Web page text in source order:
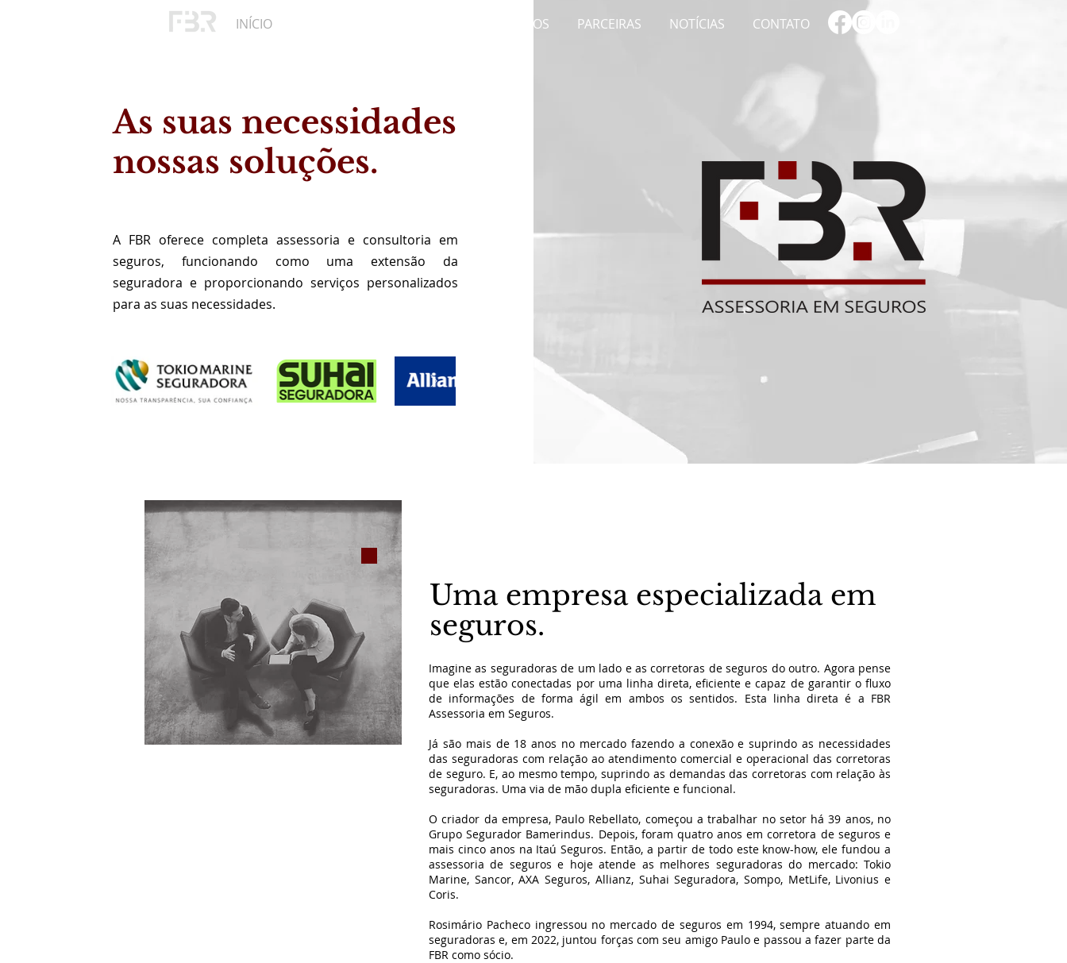
INÍCIO PRODUTOS PARCEIRAS NOTÍCIAS CONTATO
As suas necessidades
nossas soluções.
A FBR oferece completa assessoria e consultoria em
seguros, funcionando como uma extensão da
seguradora e proporcionando serviços personalizados
para as suas necessidades.
Uma empresa especializada em
seguros.
Imagine as seguradoras de um lado e as corretoras de seguros do outro. Agora pense
que elas estão conectadas por uma linha direta, eficiente e capaz de garantir o fluxo
de informações de forma ágil em ambos os sentidos. Esta linha direta é a FBR
Assessoria em Seguros.
Já são mais de 18 anos no mercado fazendo a conexão e suprindo as necessidades
das seguradoras com relação ao atendimento comercial e operacional das corretoras
de seguro. E, ao mesmo tempo, suprindo as demandas das corretoras com relação às
seguradoras. Uma via de mão dupla eficiente e funcional.
O criador da empresa, Paulo Rebellato, começou a trabalhar no setor há 39 anos, no
Grupo Segurador Bamerindus. Depois, foram quatro anos em corretora de seguros e
mais cinco anos na Itaú Seguros. Então, a partir de todo este know-how, ele fundou a
assessoria de seguros e hoje atende as melhores seguradoras do mercado: Tokio
Marine, Sancor, AXA Seguros, Allianz, Suhai Seguradora, Sompo, MetLife, Livonius e
Coris.
Rosimário Pacheco ingressou no mercado de seguros em 1994, sempre atuando em
seguradoras e, em 2022, juntou forças com seu amigo Paulo e passou a fazer parte da
FBR como sócio.